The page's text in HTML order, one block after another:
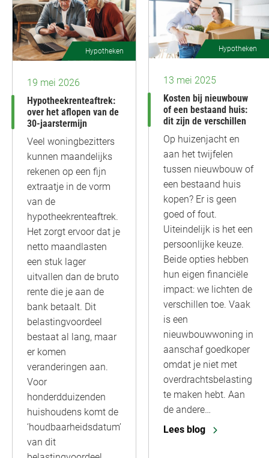
Hypotheken
19 mei 2026
Hypotheekrenteaftrek:
over het aflopen van de
30-jaarstermijn
Veel woningbezitters
kunnen maandelijks
rekenen op een fijn
extraatje in de vorm
van de
hypotheekrenteaftrek.
Het zorgt ervoor dat je
netto maandlasten
een stuk lager
uitvallen dan de bruto
rente die je aan de
bank betaalt. Dit
belastingvoordeel
bestaat al lang, maar
er komen
veranderingen aan.
Voor
honderdduizenden
huishoudens komt de
‘houdbaarheidsdatum’
van dit
Hypotheken
13 mei 2025
Kosten bij nieuwbouw
of een bestaand huis:
dit zijn de verschillen
Op huizenjacht en
aan het twijfelen
tussen nieuwbouw of
een bestaand huis
kopen? Er is geen
goed of fout.
Uiteindelijk is het een
persoonlijke keuze.
Beide opties hebben
hun eigen financiële
impact: we lichten de
verschillen toe. Vaak
is een
nieuwbouwwoning in
aanschaf goedkoper
omdat je niet met
overdrachtsbelasting
te maken hebt. Aan
de andere…
Lees blog